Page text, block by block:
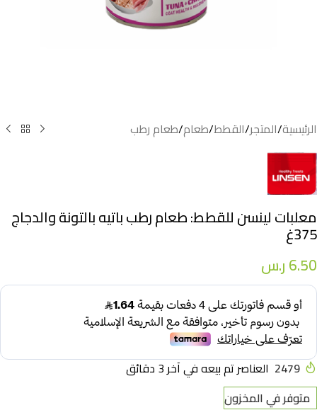
الرئيسية/المتجر/القطط/طعام/طعام رطب
معلبات لينسن للقطط: طعام رطب باتيه بالتونة والدجاج
375غ
6.50ر.س
2479 العناصر تم بيعه في آخر 3 دقائق
متوفر في المخزون